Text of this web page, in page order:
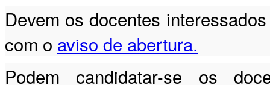
Devem os docentes
com o aviso de abertura.
Podem candidatar-se os